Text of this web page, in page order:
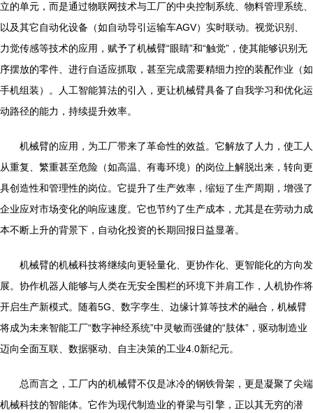
立的单元，而是通过物联网技术与工厂的中央控制系统、物料管理系统、
以及其它自动化设备（如自动导引运输车AGV）实时联动。视觉识别、
力觉传感等技术的应用，赋予了机械臂“眼睛”和“触觉”，使其能够识别无
序摆放的零件、进行自适应抓取，甚至完成需要精细力控的装配作业（如
手机组装）。人工智能算法的引入，更让机械臂具备了自我学习和优化运
动路径的能力，持续提升效率。
机械臂的应用，为工厂带来了革命性的效益。它解放了人力，使工人
从重复、繁重甚至危险（如高温、有毒环境）的岗位上解脱出来，转向更
具创造性和管理性的岗位。它提升了生产效率，缩短了生产周期，增强了
企业应对市场变化的响应速度。它也节约了生产成本，尤其是在劳动力成
本不断上升的背景下，自动化投资的长期回报日益显著。
机械臂的机械科技将继续向更轻量化、更协作化、更智能化的方向发
展。协作机器人能够与人类在无安全围栏的环境下并肩工作，人机协作将
开启生产新模式。随着5G、数字孪生、边缘计算等技术的融合，机械臂
将成为未来智能工厂“数字神经系统”中灵敏而强健的“肢体”，驱动制造业
迈向全面互联、数据驱动、自主决策的工业4.0新纪元。
总而言之，工厂内的机械臂不仅是冰冷的钢铁骨架，更是凝聚了尖端
机械科技的智能体。它作为现代制造业的脊梁与引擎，正以其无穷的潜